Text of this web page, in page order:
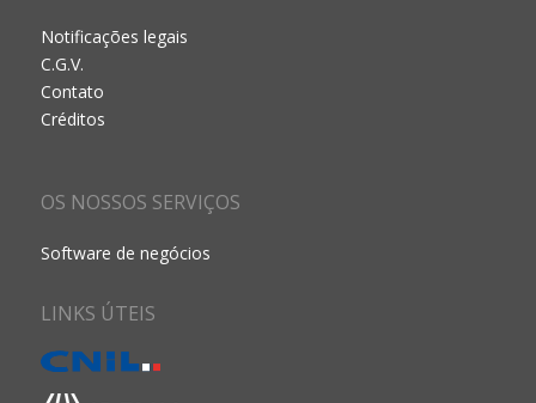
Notificações legais
C.G.V.
Contato
Créditos
OS NOSSOS SERVIÇOS
Software de negócios
LINKS ÚTEIS